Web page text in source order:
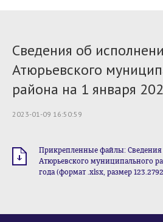
Сведения об
Атюрьевского
района на 1 января
2023-01-09 16:50:59
Прикрепленные файлы:
Атюрьевского муниципального
года (формат .xlsx, размер